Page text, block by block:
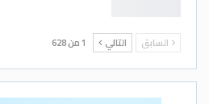
السابق التالي 1 من 628